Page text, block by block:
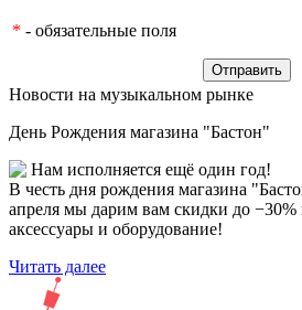
* - обязательные поля
Новости на музыкальном рынке
День Рождения магазина "Бастон"
Нам исполняется ещё один год!
В честь дня рождения магазина
апреля мы дарим вам скидки до −30%
аксессуары и оборудование!
Читать далее